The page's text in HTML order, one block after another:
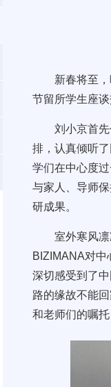
新春将至
节留所学生座
刘小京首
排，认真倾听
学们在中心度
与家人、导师
研成果。
室外寒风
BIZIMANA对
深切感受到了
路的缘故不能
和老师们的嘱